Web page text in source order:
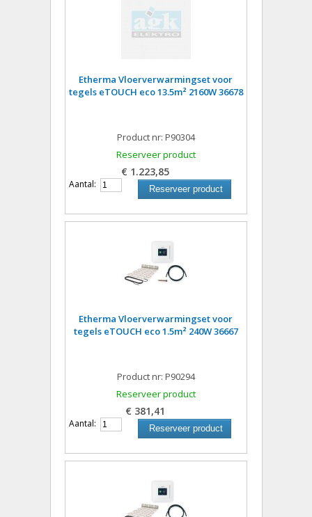
Etherma Vloerverwarmingset voor
tegels eTOUCH eco 13.5m² 2160W 36678
Product nr: P90304
Reserveer product
€ 1.223,85
Aantal: Reserveer product
Etherma Vloerverwarmingset voor
tegels eTOUCH eco 1.5m² 240W 36667
Product nr: P90294
Reserveer product
€ 381,41
Aantal: Reserveer product